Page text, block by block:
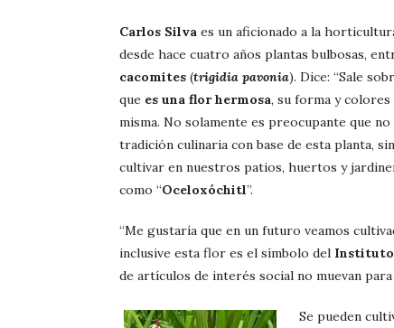
Carlos Silva es un aficionado a la
desde hace cuatro años plantas bulbosas,
cacomites (trigidia pavonia). Dice: “Sale
que es una flor hermosa, su forma y
misma. No solamente es preocupante que
tradición culinaria con base de esta planta,
cultivar en nuestros patios, huertos y
como “Oceloxóchitl”.
“Me gustaría que en un futuro veamos
inclusive esta flor es el símbolo del Instituto
de artículos de interés social no muevan
Se pueden